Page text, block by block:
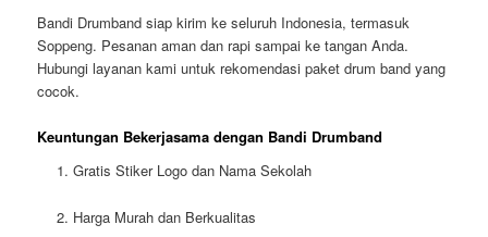
Bandi Drumband siap kirim ke seluruh Indonesia, termasuk
Soppeng. Pesanan aman dan rapi sampai ke tangan Anda.
Hubungi layanan kami untuk rekomendasi paket drum band yang
cocok.
Keuntungan Bekerjasama dengan Bandi Drumband
Gratis Stiker Logo dan Nama Sekolah
Harga Murah dan Berkualitas